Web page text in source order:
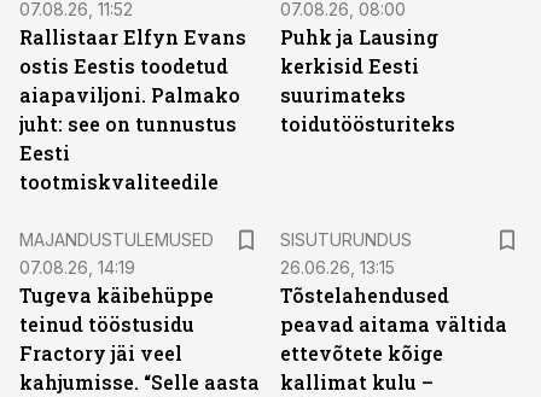
07.08.26, 11:52
Rallistaar Elfyn Evans
ostis Eestis toodetud
aiapaviljoni. Palmako
juht: see on tunnustus
Eesti
tootmiskvaliteedile
07.08.26, 08:00
Puhk ja Lausing
kerkisid Eesti
suurimateks
toidutöösturiteks
MAJANDUSTULEMUSED
07.08.26, 14:19
Tugeva käibehüppe
teinud tööstusidu
Fractory jäi veel
kahjumisse. “Selle aasta
SISUTURUNDUS
26.06.26, 13:15
Tõstelahendused
peavad aitama vältida
ettevõtete kõige
kallimat kulu –